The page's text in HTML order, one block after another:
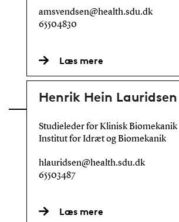
amsvendsen@health.sdu.dk
65504830
Læs mere
Henrik Hein Lauridsen
Studieleder for Klinisk Biomekanik
Institut for Idræt og Biomekanik
hlauridsen@health.sdu.dk
65503487
Læs mere